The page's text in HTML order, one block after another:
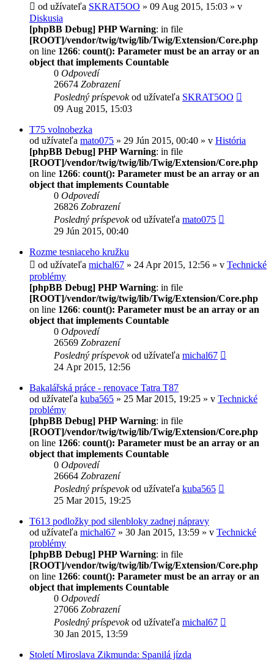
od užívateľa SKRAT5OO » 09 Aug 2015, 15:03 » v
Diskusia
[phpBB Debug] PHP Warning: in file
[ROOT]/vendor/twig/twig/lib/Twig/Extension/Core.php
on line 1266: count(): Parameter must be an array or an
object that implements Countable
0 Odpovedí
26674 Zobrazení
Posledný príspevokod užívateľa SKRAT5OO
09 Aug 2015, 15:03
T75 volnobezka
od užívateľa mato075 » 29 Jún 2015, 00:40 » v História
[phpBB Debug] PHP Warning: in file
[ROOT]/vendor/twig/twig/lib/Twig/Extension/Core.php
on line 1266: count(): Parameter must be an array or an
object that implements Countable
0 Odpovedí
26826 Zobrazení
Posledný príspevokod užívateľa mato075
29 Jún 2015, 00:40
Rozme tesniaceho kružku
od užívateľa michal67 » 24 Apr 2015, 12:56 » v Technické
problémy
[phpBB Debug] PHP Warning: in file
[ROOT]/vendor/twig/twig/lib/Twig/Extension/Core.php
on line 1266: count(): Parameter must be an array or an
object that implements Countable
0 Odpovedí
26569 Zobrazení
Posledný príspevokod užívateľa michal67
24 Apr 2015, 12:56
Bakalářská práce - renovace Tatra T87
od užívateľa kuba565 » 25 Mar 2015, 19:25 » v Technické
problémy
[phpBB Debug] PHP Warning: in file
[ROOT]/vendor/twig/twig/lib/Twig/Extension/Core.php
on line 1266: count(): Parameter must be an array or an
object that implements Countable
0 Odpovedí
26664 Zobrazení
Posledný príspevokod užívateľa kuba565
25 Mar 2015, 19:25
T613 podložky pod silenbloky zadnej nápravy
od užívateľa michal67 » 30 Jan 2015, 13:59 » v Technické
problémy
[phpBB Debug] PHP Warning: in file
[ROOT]/vendor/twig/twig/lib/Twig/Extension/Core.php
on line 1266: count(): Parameter must be an array or an
object that implements Countable
0 Odpovedí
27066 Zobrazení
Posledný príspevokod užívateľa michal67
30 Jan 2015, 13:59
Století Miroslava Zikmunda: Spanilá jízda